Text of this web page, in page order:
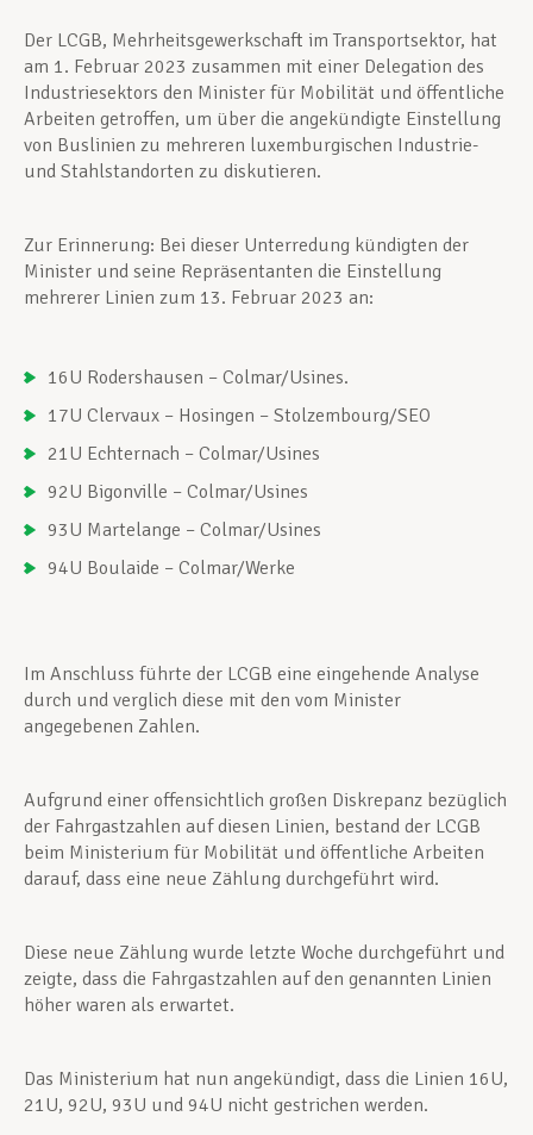
Der LCGB, Mehrheitsgewerkschaft im Transportsektor, hat
am 1. Februar 2023 zusammen mit einer Delegation des
Industriesektors den Minister für Mobilität und öffentliche
Arbeiten getroffen, um über die angekündigte Einstellung
von Buslinien zu mehreren luxemburgischen Industrie-
und Stahlstandorten zu diskutieren.
Zur Erinnerung: Bei dieser Unterredung kündigten der
Minister und seine Repräsentanten die Einstellung
mehrerer Linien zum 13. Februar 2023 an:
16U Rodershausen – Colmar/Usines.
17U Clervaux – Hosingen – Stolzembourg/SEO
21U Echternach – Colmar/Usines
92U Bigonville – Colmar/Usines
93U Martelange – Colmar/Usines
94U Boulaide – Colmar/Werke
Im Anschluss führte der LCGB eine eingehende Analyse
durch und verglich diese mit den vom Minister
angegebenen Zahlen.
Aufgrund einer offensichtlich großen Diskrepanz bezüglich
der Fahrgastzahlen auf diesen Linien, bestand der LCGB
beim Ministerium für Mobilität und öffentliche Arbeiten
darauf, dass eine neue Zählung durchgeführt wird.
Diese neue Zählung wurde letzte Woche durchgeführt und
zeigte, dass die Fahrgastzahlen auf den genannten Linien
höher waren als erwartet.
Das Ministerium hat nun angekündigt, dass die Linien 16U,
21U, 92U, 93U und 94U nicht gestrichen werden.